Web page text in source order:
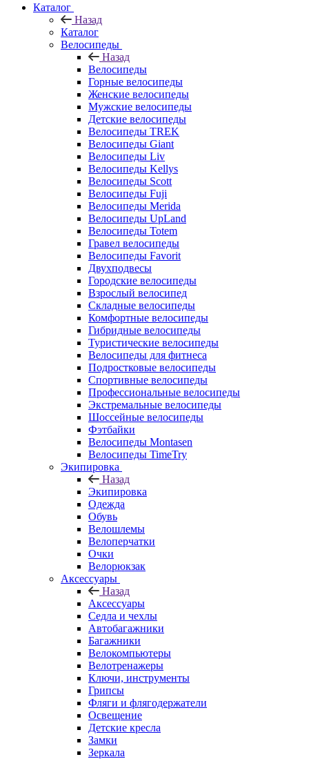
Каталог
Назад
Каталог
Велосипеды
Назад
Велосипеды
Горные велосипеды
Женские велосипеды
Мужские велосипеды
Детские велосипеды
Велосипеды TREK
Велосипеды Giant
Велосипеды Liv
Велосипеды Kellys
Велосипеды Scott
Велосипеды Fuji
Велосипеды Merida
Велосипеды UpLand
Велосипеды Totem
Гравел велосипеды
Велосипеды Favorit
Двухподвесы
Городские велосипеды
Взрослый велосипед
Складные велосипеды
Комфортные велосипеды
Гибридные велосипеды
Туристические велосипеды
Велосипеды для фитнеса
Подростковые велосипеды
Спортивные велосипеды
Профессиональные велосипеды
Экстремальные велосипеды
Шоссейные велосипеды
Фэтбайки
Велосипеды Montasen
Велосипеды TimeTry
Экипировка
Назад
Экипировка
Одежда
Обувь
Велошлемы
Велоперчатки
Очки
Велорюкзак
Аксессуары
Назад
Аксессуары
Седла и чехлы
Автобагажники
Багажники
Велокомпьютеры
Велотренажеры
Ключи, инструменты
Грипсы
Фляги и флягодержатели
Освещение
Детские кресла
Замки
Зеркала